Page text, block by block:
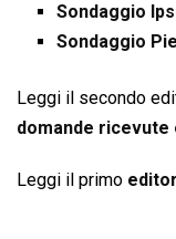
Sondaggio
Sondaggio
Leggi il secondo
domande ricevute
Leggi il primo